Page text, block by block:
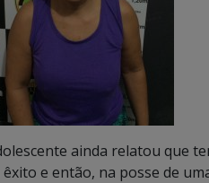
ainda relatou que
êxito e então, na posse de